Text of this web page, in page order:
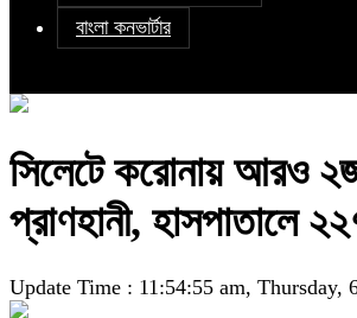
বাংলা কনভার্টার
সিলেটে করোনায় আরও
প্রাণহানী, হাসপাতালে
Update Time : 11:54:55 am, Thursday,